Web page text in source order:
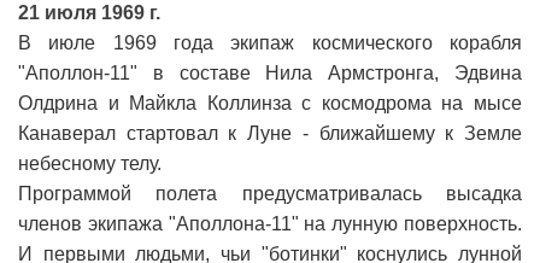
21 июля 1969 г.
В июле 1969 года экипаж космического корабля
"Аполлон-11" в составе Нила Армстронга, Эдвина
Олдрина и Майкла Коллинза с космодрома на мысе
Канаверал стартовал к Луне - ближайшему к Земле
небесному телу.
Программой полета предусматривалась высадка
членов экипажа "Аполлона-11" на лунную поверхность.
И первыми людьми, чьи "ботинки" коснулись лунной